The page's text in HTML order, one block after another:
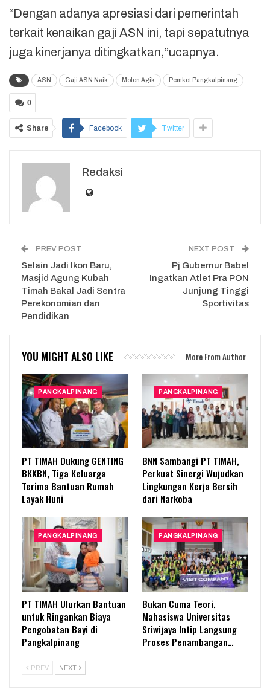
“Dengan adanya apresiasi dari pemerintah
terkait kenaikan gaji ASN ini, tapi sepatutnya
juga kinerjanya ditingkatkan,”ucapnya.
ASN Gaji ASN Naik Molen Agik Pemkot Pangkalpinang
0
Share Facebook Twitter
Redaksi
PREV POST
Selain Jadi Ikon Baru,
Masjid Agung Kubah
Timah Bakal Jadi Sentra
Perekonomian dan
Pendidikan
NEXT POST
Pj Gubernur Babel
Ingatkan Atlet Pra PON
Junjung Tinggi
Sportivitas
YOU MIGHT ALSO LIKE More From Author
PANGKALPINANG
PT TIMAH Dukung GENTING
BKKBN, Tiga Keluarga
Terima Bantuan Rumah
Layak Huni
PANGKALPINANG
BNN Sambangi PT TIMAH,
Perkuat Sinergi Wujudkan
Lingkungan Kerja Bersih
dari Narkoba
PANGKALPINANG
PT TIMAH Ulurkan Bantuan
untuk Ringankan Biaya
Pengobatan Bayi di
Pangkalpinang
PANGKALPINANG
Bukan Cuma Teori,
Mahasiswa Universitas
Sriwijaya Intip Langsung
Proses Penambangan…
PREV NEXT